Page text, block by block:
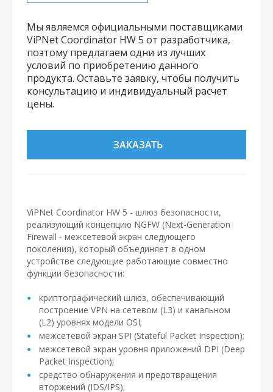
Мы являемся официальными поставщиками
ViPNet Coordinator HW 5 от разработчика,
поэтому предлагаем одни из лучших
условий по приобретению данного
продукта. Оставьте заявку, чтобы получить
консультацию и индивидуальный расчет
цены.
ЗАКАЗАТЬ
ViPNet Coordinator HW 5 - шлюз безопасности,
реализующий концепцию NGFW (Next-Generation
Firewall - межсетевой экран следующего
поколения), который объединяет в одном
устройстве следующие работающие совместно
функции безопасности:
криптографический шлюз, обеспечивающий
построение VPN на сетевом (L3) и канальном
(L2) уровнях модели OSI;
межсетевой экран SPI (Stateful Packet Inspection);
межсетевой экран уровня приложений DPI (Deep
Packet Inspection);
средство обнаружения и предотвращения
вторжений (IDS/IPS);